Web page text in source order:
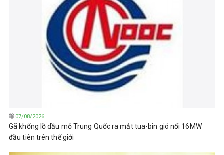
07/08/2026
Gã khổng lồ dầu mỏ Trung Quốc ra mắt tua-bin gió nổi 16MW
đầu tiên trên thế giới